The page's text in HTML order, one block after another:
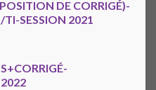
DE CORRIGÉ)-
TI-SESSION 2021